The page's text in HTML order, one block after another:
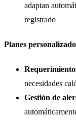
adaptan
registrado
Planes
necesidades
Gestión de